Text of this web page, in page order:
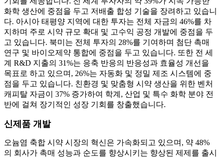
화학 생산에 중점을 두고 저배출 합성 기술을 장려하고 있습니
다. 아시아 태평양 지역에 대한 투자는 전체 자금의 46%를 차
지하며 주로 시약 규모 확대 및 고수익 공정 개발에 중점을 두
고 있습니다. 북미는 전체 투자의 28%를 기여하며 첨단 촉매
연구 및 바이오제약 통합에 중점을 두고 있습니다. 또한 전 세
계 R&D 지출의 31%는 응축 반응의 반응성과 효율성 개선을
목표로 하고 있으며, 26%는 자동화 및 정밀 제조 시스템에 중
점을 두고 있습니다. 친환경 및 맞춤형 시약 생산을 위한 벤처
캐피탈 자금이 37% 증가하여 학계, 산업 및 특수 화학 분야 전
반에 걸쳐 장기적인 성장 기회를 창출했습니다.
신제품 개발
오늄염 축합 시약 시장의 혁신은 가속화되고 있으며, 약 48%
의 회사가 촉매 성능과 순도를 향상시키는 향상된 제제를 출시